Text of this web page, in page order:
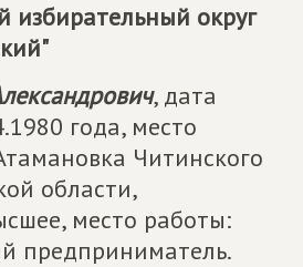
округ
, дата
года, место
Читинского
области,
место работы:
предприниматель.